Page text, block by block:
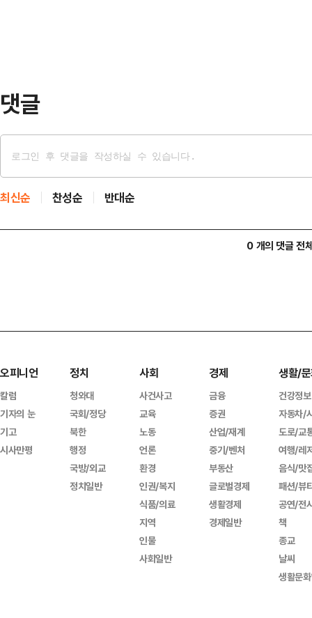
댓글
최신순 찬성순 반대순
0 개의 댓글 전
오피니언
칼럼
기자의 눈
기고
시사만평
정치
청와대
국회/정당
북한
행정
국방/외교
정치일반
사회
사건사고
교육
노동
언론
환경
인권/복지
식품/의료
지역
인물
사회일반
경제
금융
증권
산업/재계
중기/벤처
부동산
글로벌경제
생활경제
경제일반
생활/
건강정보
자동차/
도로/교
여행/레
음식/맛
패션/뷰
공연/전
책
종교
날씨
생활문